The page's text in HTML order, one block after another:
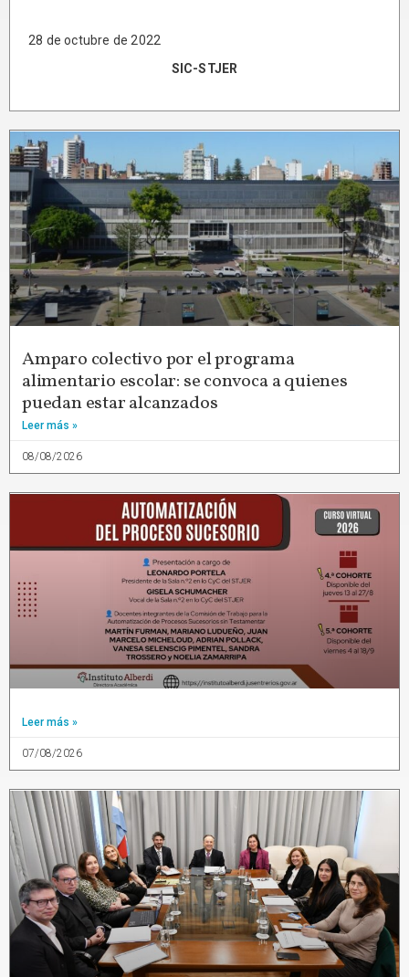
28 de octubre de 2022
SIC-STJER
Amparo colectivo por el programa
alimentario escolar: se convoca a quienes
puedan estar alcanzados
Leer más »
08/08/2026
Leer más »
07/08/2026